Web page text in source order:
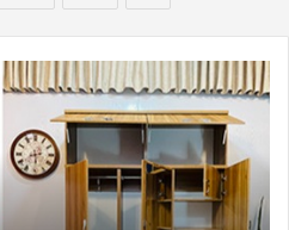
بهترین
کلینیک
زیبایی
فردیس
کرج؛
دکتر